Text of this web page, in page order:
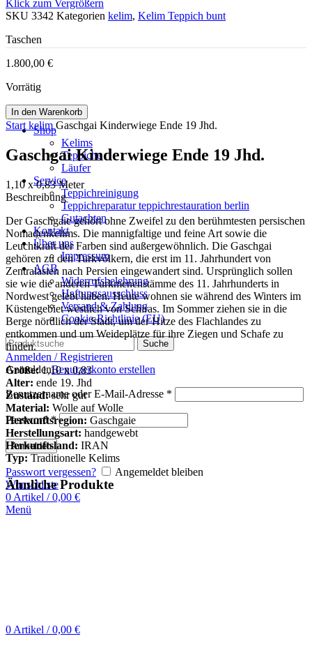
Shop
Kelims
Teppiche
Läufer
Service
Teppichreinigung
Teppichreparatur teppichrestauration berlin
Gutachten
Kontakt
Über uns
Impressum
AGB
Widerrufsbelehrung
Haftungsausschluss
Versand & Zahlung
Cookie-Richtlinie (EU)
Suche
Anmelden / Registrieren
AnmeldenBenutzerkonto erstellen
Benutzername oder E-Mail-Adresse *
Password*
Anmelden
Passwort vergessen?
Angemeldet bleiben
Wunschliste
0 Artikel / 0,00 €
Menü
0 Artikel / 0,00 €
Klick zum Vergrößern
SKU 3342 Kategorien kelim, Kelim Teppich bunt
Taschen
1.800,00 €
Vorrätig
In den Warenkorb
Start kelim Gaschgai Kinderwiege Ende 19 Jhd.
Gaschgai Kinderwiege Ende 19 Jhd.
1,10 x 0,83 Meter
Beschreibung
Der Gaschgaie gehört ohne Zweifel zu den berühmtesten persischen
Nomadenkelims. Die mannigfaltige und feine Art sowie die
Leuchtkraft der Farben sind außergewöhnlich. Die Gaschgai
gehören zu den Turkvölkern, die erst im 11. Jahrhundert von
Zentralasien nach Persien eingewandert sind. Ursprünglich sollen
sie wie die anderen Turkmenenstämme des 11. Jahrhunderts in
Nordwest gelebt haben. Heute wohnen sie während des Winters im
Küstengebiet westlich von Schiras. Im Sommer ziehen sie in die
Berge nördlich der Stadt, um der Hitze des Flachlandes zu
entkommen und um Weideplätze für ihre Ziegen und Schafe zu
finden.
Größe:1,10 x 0,83
Alter: ende 19. Jhd
Zustand:sehr gut
Material: Wolle auf Wolle
Herkunftsregion: Gaschgaie
Herstellungsart: handgewebt
Herkunftsland: IRAN
Typ: Traditionelle Kelims
Ähnliche Produkte